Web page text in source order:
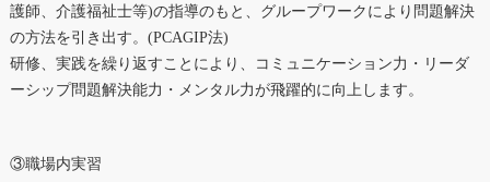
護師、介護福祉士等)の指導のもと、グループワークにより問題解決
の方法を引き出す。(PCAGIP法)
研修、実践を繰り返すことにより、コミュニケーション力・リーダ
ーシップ問題解決能力・メンタル力が飛躍的に向上します。
③職場内実習